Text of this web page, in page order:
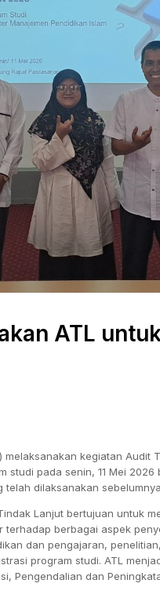
ATL
melaksanakan kegiatan
pada senin, 11 Mei
dilaksanakan
Lanjut bertujuan untuk
terhadap berbagai aspek
dan pengajaran,
program studi. ATL
Pengendalian dan